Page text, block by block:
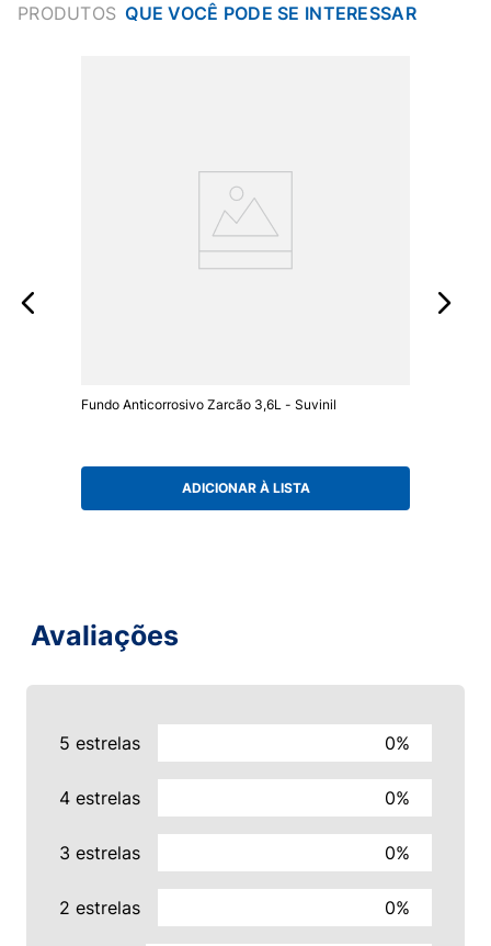
PRODUTOS
Fundo Anticorrosivo Zarcão 3,6L - Suvinil
ADICIONAR À LISTA
Avaliações
5 estrelas 0%
4 estrelas 0%
3 estrelas 0%
2 estrelas 0%